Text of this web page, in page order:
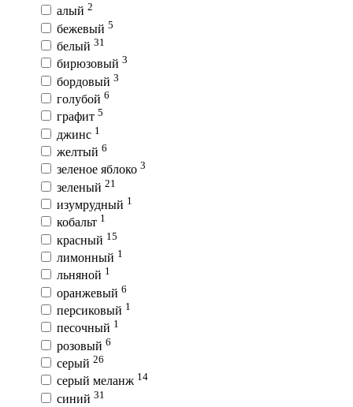
алый 2
бежевый 5
белый 31
бирюзовый 3
бордовый 3
голубой 6
графит 5
джинс 1
желтый 6
зеленое яблоко 3
зеленый 21
изумрудный 1
кобальт 1
красный 15
лимонный 1
льняной 1
оранжевый 6
персиковый 1
песочный 1
розовый 6
серый 26
серый меланж 14
синий 31